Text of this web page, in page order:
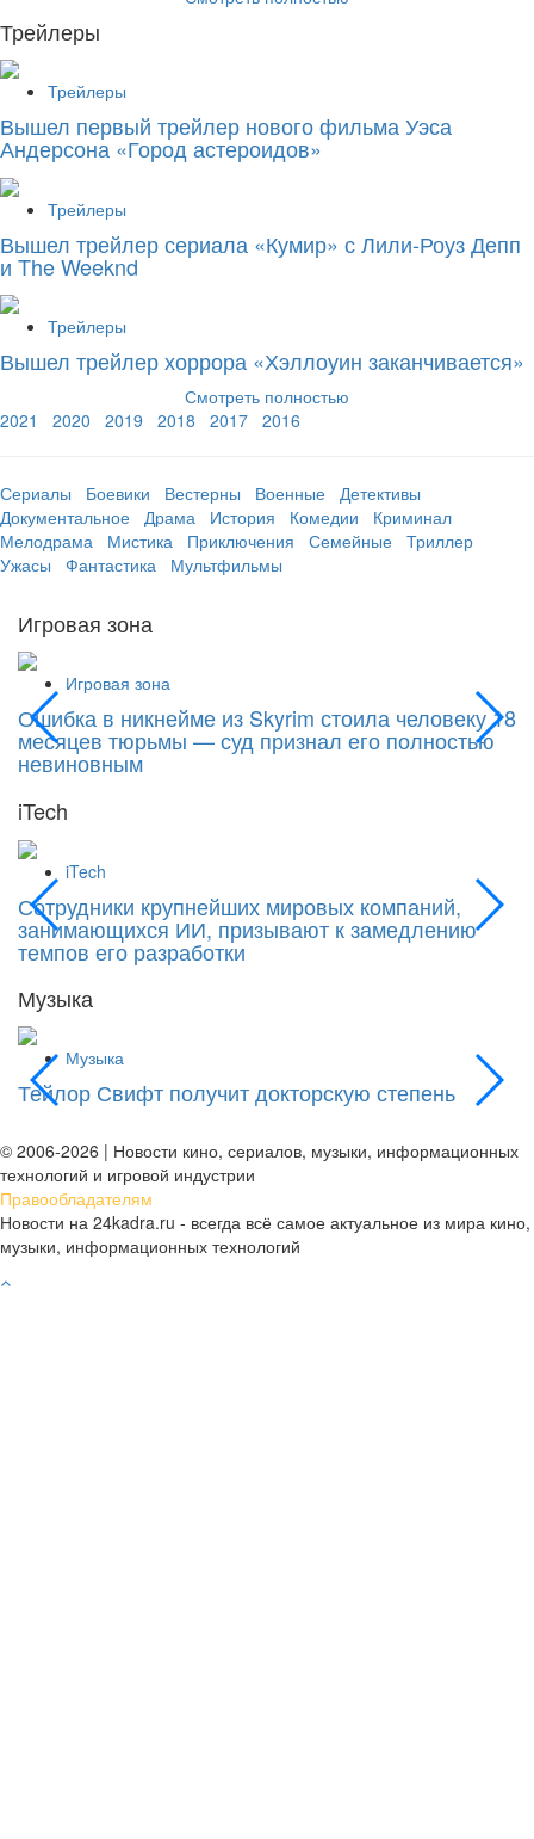
Трейлеры
Трейлеры
Вышел первый трейлер нового фильма Уэса
Андерсона «Город астероидов»
Трейлеры
Вышел трейлер сериала «Кумир» с Лили-Роуз Депп
и The Weeknd
Трейлеры
Вышел трейлер хоррора «Хэллоуин заканчивается»
Смотреть полностью
2021
2020 2019 2018 2017 2016
Сериалы Боевики Вестерны Военные
Детективы
Документальное
Драма История Комедии
Криминал
Мелодрама
Мистика Приключения Семейные Триллер
Ужасы
Фантастика Мультфильмы
Игровая зона
Игровая зона
Ошибка в никнейме из Skyrim стоила человеку 18
месяцев тюрьмы — суд признал его полностью
невиновным
iTech
iTech
Сотрудники крупнейших мировых компаний,
занимающихся ИИ, призывают к замедлению
темпов его разработки
Музыка
Музыка
Тейлор Свифт получит докторскую степень
© 2006-2026 | Новости кино, сериалов, музыки, информационных
технологий и игровой индустрии
Правообладателям
Новости на 24kadra.ru - всегда всё самое актуальное из мира кино,
музыки, информационных технологий